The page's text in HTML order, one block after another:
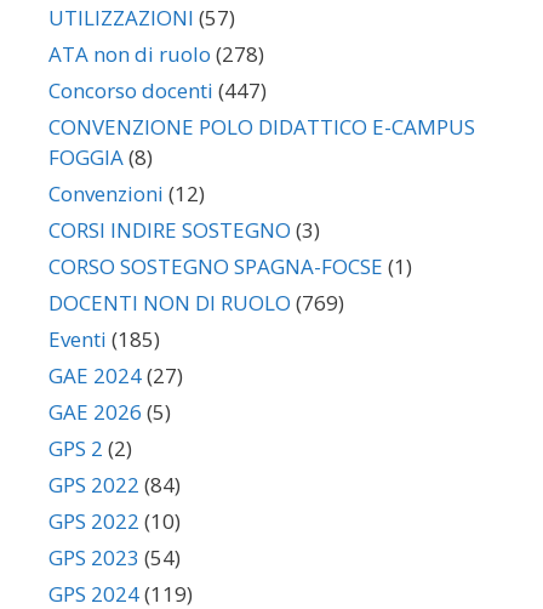
UTILIZZAZIONI (57)
ATA non di ruolo (278)
Concorso docenti (447)
CONVENZIONE POLO DIDATTICO E-CAMPUS
FOGGIA(8)
Convenzioni (12)
CORSI INDIRE SOSTEGNO (3)
CORSO SOSTEGNO SPAGNA-FOCSE (1)
DOCENTI NON DI RUOLO (769)
Eventi (185)
GAE 2024(27)
GAE 2026 (5)
GPS 2 (2)
GPS 2022 (84)
GPS 2022 (10)
GPS 2023 (54)
GPS 2024(119)